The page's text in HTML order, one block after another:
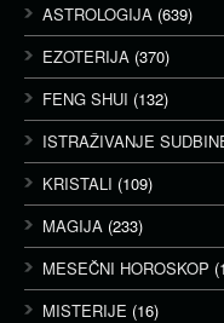
ASTROLOGIJA (639)
EZOTERIJA (370)
FENG SHUI (132)
ISTRAŽIVANJE
KRISTALI (109)
MAGIJA (233)
MESEČNI HOROSKOP
MISTERIJE (16)